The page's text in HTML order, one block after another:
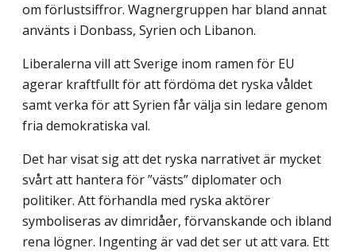
om förlustsiffror. Wagnergruppen har bland annat
använts i Donbass, Syrien och Libanon.
Liberalerna vill att Sverige inom ramen för EU
agerar kraftfullt för att fördöma det ryska våldet
samt verka för att Syrien får välja sin ledare genom
fria demokratiska val.
Det har visat sig att det ryska narrativet är mycket
svårt att hantera för ”västs” diplomater och
politiker. Att förhandla med ryska aktörer
symboliseras av dimridåer, förvanskande och ibland
rena lögner. Ingenting är vad det ser ut att vara. Ett